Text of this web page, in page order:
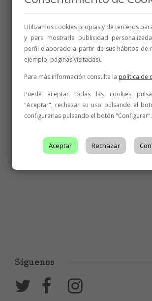
Síguenos
Utilizamos cookies propias y de terceros
y para mostrarle publicidad
perfil elaborado a partir de sus hábitos de
ejemplo, páginas visitadas).
Para más información consulte la política de
Puede aceptar todas las cookies
"Aceptar", rechazar su uso pulsando el
configurarlas pulsando el botón "Configurar".
Aceptar Rechazar